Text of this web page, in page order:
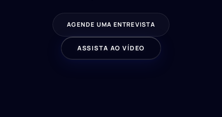
FALE CONOSCO
AGENDE UMA ENTREVISTA
ASSISTA AO VÍDEO